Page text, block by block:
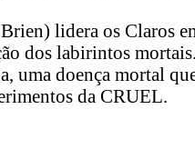
lidera os Claros
dos labirintos
uma doença mortal
da CRUEL.